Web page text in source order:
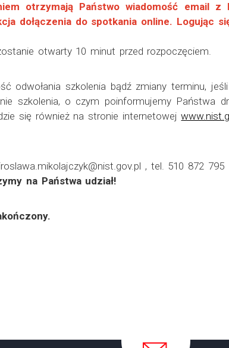
otrzymają Państwo wiadomość email
dołączenia do spotkania online. Logując
otwarty 10 minut przed rozpoczęciem.
odwołania szkolenia bądź zmiany terminu,
szkolenia, o czym poinformujemy Państwa
się również na stronie internetowej
, tel. 510 872 795
na Państwa udział!